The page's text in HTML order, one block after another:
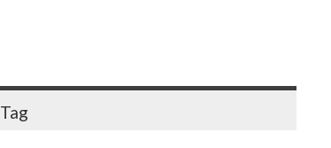
Tag